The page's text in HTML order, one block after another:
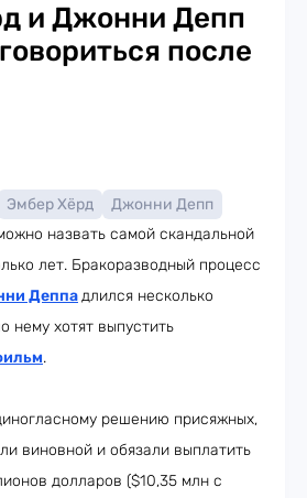
и Джонни Депп
после
Эмбер Хёрд
Джонни Депп
назвать самой скандальной
лет. Бракоразводный процесс
Деппадлился несколько
нему хотят выпустить
.
решению присяжных,
виновной и обязали выплатить
долларов ($10,35 млн с